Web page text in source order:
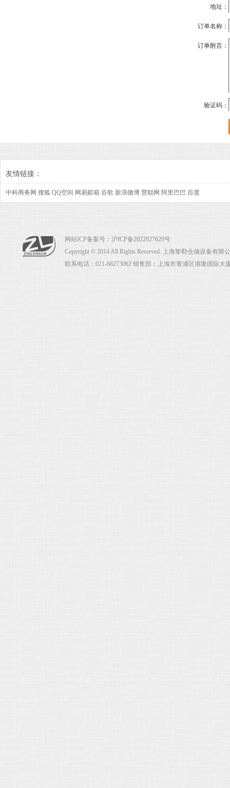
地址：
订单名称：
订单附言：
验证码：
友情链接：
中科商务网 搜狐 QQ空间 网易邮箱 谷歌 新浪微博 慧聪网 阿里巴巴 百度
网站ICP备案号： 沪ICP备2022027629号
Copyright © 2014 All Rights Reserved. 上海挚勒仓储设备有限
联系电话：021-66273062 销售部：上海市青浦区港隆国际